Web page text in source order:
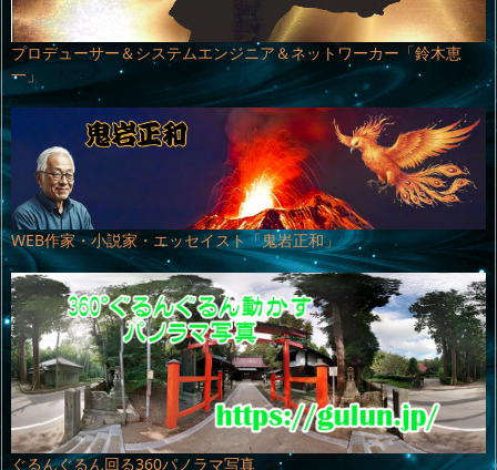
プロデューサー＆システムエンジニア＆ネットワーカー「鈴木恵
一」
WEB作家・小説家・エッセイスト「鬼岩正和」
ぐるんぐるん回る360パノラマ写真